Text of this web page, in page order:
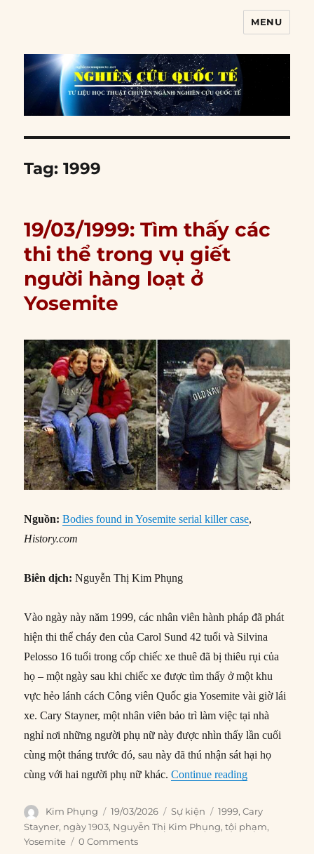
MENU
Tag:1999
19/03/1999: Tìm thấy các
thi thể trong vụ giết
người hàng loạt ở
Yosemite
Nguồn: Bodies found in Yosemite serial killer case,
History.com
Biên dịch: Nguyễn Thị Kim Phụng
Vào ngày này năm 1999, các nhân viên hành pháp đã phát
hiện thi thể cháy đen của Carol Sund 42 tuổi và Silvina
Pelosso 16 tuổi trong cốp chiếc xe thuê đã bị thiêu rụi của
họ – một ngày sau khi chiếc xe được tìm thấy ở một khu
vực hẻo lánh cách Công viên Quốc gia Yosemite vài giờ lái
xe. Cary Stayner, một nhân viên bảo trì làm việc tại nhà
nghỉ nơi những người phụ nữ này được nhìn thấy lần cuối
cùng một tháng trước đó, sau này đã thú nhận sát hại họ
cùng với hai người phụ nữ khác.Continue reading“19/03/1999:
Author
Kim Phụng
Posted
on
19/03/2026 Categories
Sự kiện Tags
1999,Cary
Stayner, ngày 1903, Nguyễn Thị Kim Phụng,tội phạm,
Yosemite
0 Comments